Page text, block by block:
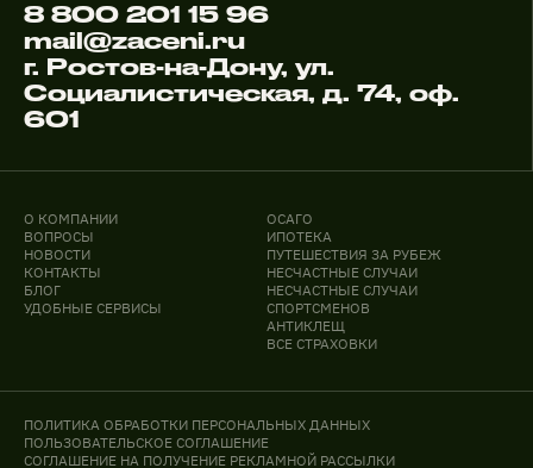
8 800 201 15 96
mail@zaceni.ru
г. Ростов-на-Дону, ул.
Социалистическая, д. 74, оф.
601
О КОМПАНИИ
ВОПРОСЫ
НОВОСТИ
КОНТАКТЫ
БЛОГ
УДОБНЫЕ СЕРВИСЫ
ОСАГО
ИПОТЕКА
ПУТЕШЕСТВИЯ ЗА РУБЕЖ
НЕСЧАСТНЫЕ СЛУЧАИ
НЕСЧАСТНЫЕ СЛУЧАИ
СПОРТСМЕНОВ
АНТИКЛЕЩ
ВСЕ СТРАХОВКИ
ПОЛИТИКА ОБРАБОТКИ ПЕРСОНАЛЬНЫХ ДАННЫХ
ПОЛЬЗОВАТЕЛЬСКОЕ СОГЛАШЕНИЕ
СОГЛАШЕНИЕ НА ПОЛУЧЕНИЕ РЕКЛАМНОЙ РАССЫЛКИ